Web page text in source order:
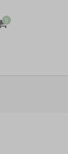
0